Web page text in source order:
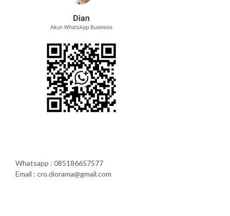
Whatsapp : 085186657577
Email : cro.diorama@gmail.com